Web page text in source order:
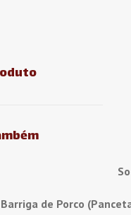
Barriga de Porco